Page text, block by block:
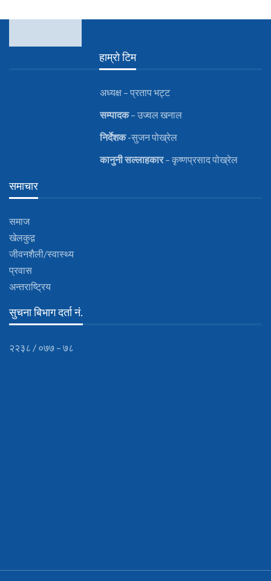
हाम्रो टिम
अध्यक्ष – प्रताप भट्ट
सम्पादक– उज्वल खनाल
निर्देशक-सुजन पोख्रेल
कानुनीसल्लाहकार– कृष्णप्रसाद पोख्रेल
समाचार
समाज
खेलकुद़़
जीवनशैली/स्वास्थ्य
प्रवास
अन्तराष्ट्रिय
सुचना बिभाग दर्ता नं.
२२३८ / ०७७ – ७८